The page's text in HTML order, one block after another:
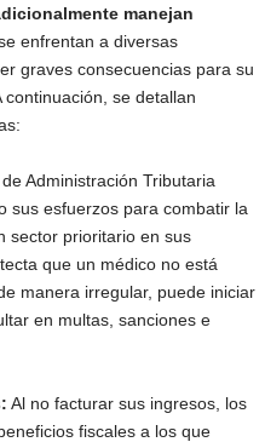
manejan
enfrentan a diversas
graves consecuencias para su
se detallan
Administración Tributaria
sus esfuerzos para combatir la
sector prioritario en sus
que un médico no está
manera irregular, puede iniciar
en multas, sanciones e
Al no facturar sus ingresos, los
fiscales a los que